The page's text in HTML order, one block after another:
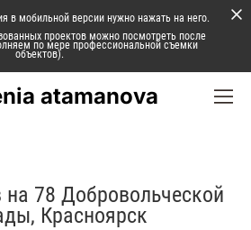
в мобильной версии нужно нажать на него.
проектов можно посмотреть после
по мере профессиональной съемки
объектов).
atamanova
78 Добровольческой
Красноярск